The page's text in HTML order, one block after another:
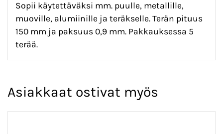
Sopii käytettäväksi mm. puulle, metallille,
muoville, alumiinille ja teräkselle. Terän pituus
150 mm ja paksuus 0,9 mm. Pakkauksessa 5
terää.
Asiakkaat ostivat myös